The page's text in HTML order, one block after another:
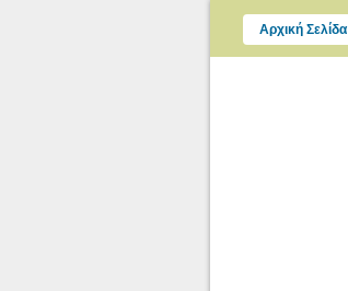
Αρχική Σελίδα